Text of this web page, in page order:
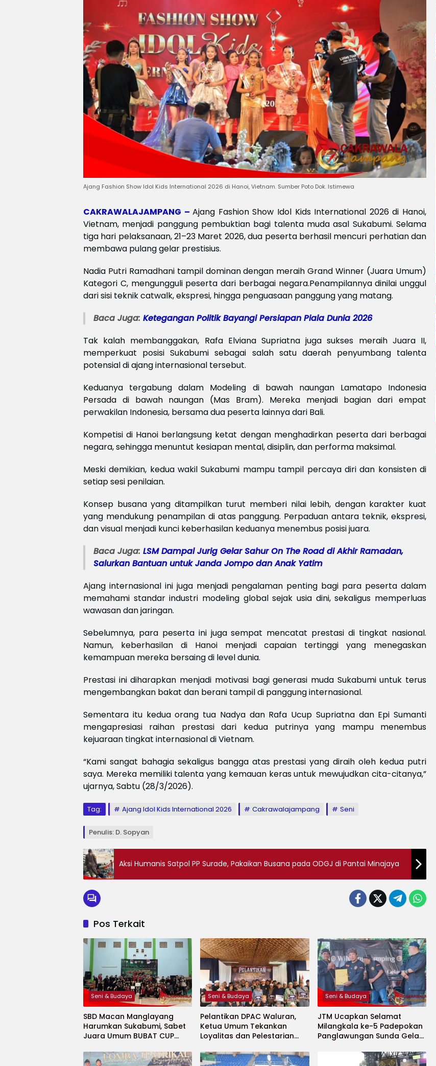
Ajang Fashion Show Idol Kids International 2026 di Hanoi, Vietnam. Sumber Poto Dok. Istimewa
CAKRAWALAJAMPANG –Ajang Fashion Show Idol Kids International 2026 di Hanoi,
Vietnam, menjadi panggung pembuktian bagi talenta muda asal Sukabumi. Selama
tiga hari pelaksanaan, 21–23 Maret 2026, dua peserta berhasil mencuri perhatian dan
membawa pulang gelar prestisius.
Nadia Putri Ramadhani tampil dominan dengan meraih Grand Winner (Juara Umum)
Kategori C, mengungguli peserta dari berbagai negara.Penampilannya dinilai unggul
dari sisi teknik catwalk, ekspresi, hingga penguasaan panggung yang matang.
Baca Juga: Ketegangan Politik Bayangi Persiapan Piala Dunia 2026
Tak kalah membanggakan, Rafa Elviana Supriatna juga sukses meraih Juara II,
memperkuat posisi Sukabumi sebagai salah satu daerah penyumbang talenta
potensial di ajang internasional tersebut.
Keduanya tergabung dalam Modeling di bawah naungan Lamatapo Indonesia
Persada di bawah naungan (Mas Bram). Mereka menjadi bagian dari empat
perwakilan Indonesia, bersama dua peserta lainnya dari Bali.
Kompetisi di Hanoi berlangsung ketat dengan menghadirkan peserta dari berbagai
negara, sehingga menuntut kesiapan mental, disiplin, dan performa maksimal.
Meski demikian, kedua wakil Sukabumi mampu tampil percaya diri dan konsisten di
setiap sesi penilaian.
Konsep busana yang ditampilkan turut memberi nilai lebih, dengan karakter kuat
yang mendukung penampilan di atas panggung. Perpaduan antara teknik, ekspresi,
dan visual menjadi kunci keberhasilan keduanya menembus posisi juara.
Baca Juga: LSM Dampal Jurig Gelar Sahur On The Road di Akhir Ramadan,
Salurkan Bantuan untuk Janda Jompo dan Anak Yatim
Ajang internasional ini juga menjadi pengalaman penting bagi para peserta dalam
memahami standar industri modeling global sejak usia dini, sekaligus memperluas
wawasan dan jaringan.
Sebelumnya, para peserta ini juga sempat mencatat prestasi di tingkat nasional.
Namun, keberhasilan di Hanoi menjadi capaian tertinggi yang menegaskan
kemampuan mereka bersaing di level dunia.
Prestasi ini diharapkan menjadi motivasi bagi generasi muda Sukabumi untuk terus
mengembangkan bakat dan berani tampil di panggung internasional.
Sementara itu kedua orang tua Nadya dan Rafa Ucup Supriatna dan Epi Sumanti
mengapresiasi raihan prestasi dari kedua putrinya yang mampu menembus
kejuaraan tingkat internasional di Vietnam.
“Kami sangat bahagia sekaligus bangga atas prestasi yang diraih oleh kedua putri
saya. Mereka memiliki talenta yang kemauan keras untuk mewujudkan cita-citanya,”
ujarnya, Sabtu (28/3/2026).
Tag: Ajang Idol Kids International 2026 Cakrawalajampang Seni
Penulis: D. Sopyan
Aksi Humanis Satpol PP Surade, Pakaikan Busana pada ODGJ di Pantai Minajaya
Pos Terkait
Seni & Budaya
SBD Macan Manglayang
Harumkan Sukabumi, Sabet
Juara Umum BUBAT CUP
Seni & Budaya
Pelantikan DPAC Waluran,
Ketua Umum Tekankan
Loyalitas dan Pelestarian
Seni & Budaya
JTM Ucapkan Selamat
Milangkala ke-5 Padepokan
Panglawungan Sunda Gelar,
Lestarikan Budaya Sunda